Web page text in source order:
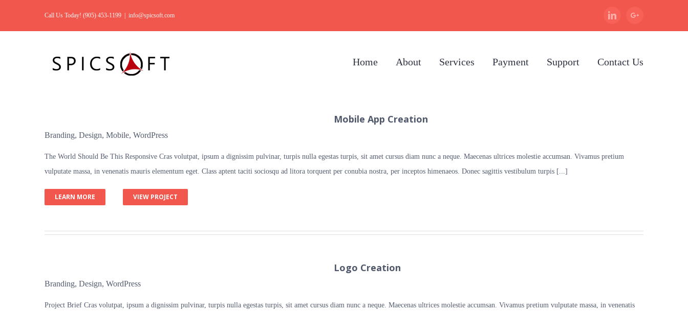
Call Us Today! (905) 453-1199 info@spicsoft.com LinkedinGoogle+
Home About Services Payment Support Contact Us
Mobile App Creation
Branding, Design, Mobile, WordPress
The World Should Be This Responsive Cras volutpat, ipsum a dignissim pulvinar, turpis nulla egestas turpis, sit amet cursus diam nunc a neque. Maecenas ultrices molestie accumsan. Vivamus pretium
vulputate massa, in venenatis mauris elementum eget. Class aptent taciti sociosqu ad litora torquent per conubia nostra, per inceptos himenaeos. Donec sagittis vestibulum turpis [...]
LEARN MORE VIEW PROJECT
Logo Creation
Branding, Design, WordPress
Project Brief Cras volutpat, ipsum a dignissim pulvinar, turpis nulla egestas turpis, sit amet cursus diam nunc a neque. Maecenas ultrices molestie accumsan. Vivamus pretium vulputate massa, in venenatis